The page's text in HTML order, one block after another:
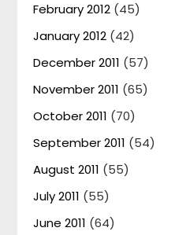
February 2012 (45)
January 2012 (42)
December 2011 (57)
November 2011 (65)
October 2011 (70)
September 2011 (54)
August 2011 (55)
July 2011 (55)
June 2011 (64)